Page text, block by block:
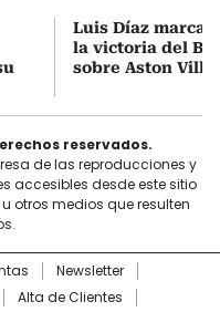
Luis Díaz marca
la victoria del
sobre Aston
reservados.
de las reproducciones y
accesibles desde este sitio
otros medios que resulten
Newsletter
Alta de Clientes